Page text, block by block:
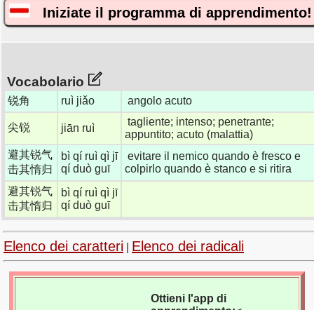
Iniziate il programma di apprendimento!
Vocabolario
锐角 ruì jiǎo angolo acuto
尖锐 jiān ruì
tagliente; intenso; penetrante;
appuntito; acuto (malattia)
避其锐气
击其惰归
bì qí ruì qì jī
qí duò guī
evitare il nemico quando è fresco e
colpirlo quando è stanco e si ritira
避其锐气
击其惰归
bì qí ruì qì jī
qí duò guī
Elenco dei caratteri Elenco dei radicali
Ottieni l'app di